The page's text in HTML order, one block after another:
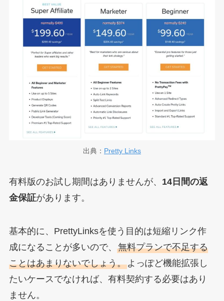
出典： Pretty Links
有料版のお試し期間はありませんが、 14日間の返
金保証があります。
基本的に、PrettyLinksを使う目的は短縮リンク作
成になることが多いので、 無料プランで不足する
ことはあまりないでしょう。よっぽど機能拡張し
たいケースでなければ、有料契約する必要はあり
ません。